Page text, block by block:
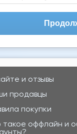
и отзывы
продавцы
покупки
такое оффлайн и